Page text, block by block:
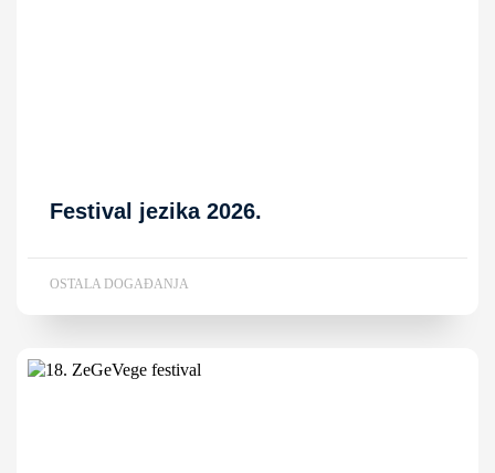
Festival jezika 2026.
OSTALA DOGAĐANJA